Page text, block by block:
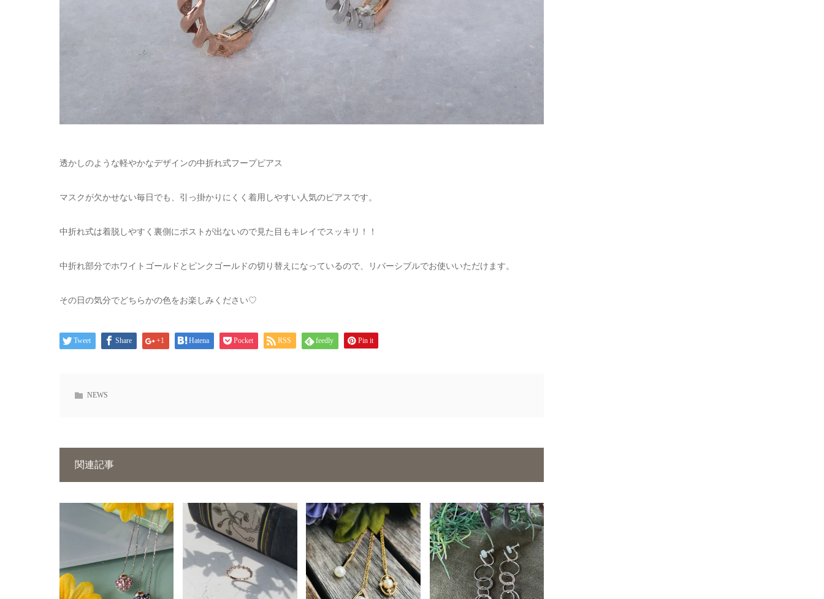
透かしのような軽やかなデザインの中折れ式フープピアス
マスクが欠かせない毎日でも、引っ掛かりにくく着用しやすい人気のピアスです。
中折れ式は着脱しやすく裏側にポストが出ないので見た目もキレイでスッキリ！！
中折れ部分でホワイトゴールドとピンクゴールドの切り替えになっているので、リバーシブルでお使いいただけます。
その日の気分でどちらかの色をお楽しみください♡
Tweet Share +1 Hatena Pocket RSS feedly Pin it
NEWS
関連記事